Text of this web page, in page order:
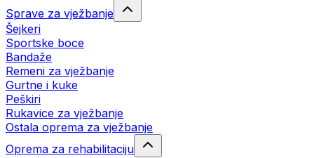
Sprave za vježbanje
Šejkeri
Sportske boce
Bandaže
Remeni za vježbanje
Gurtne i kuke
Peškiri
Rukavice za vježbanje
Ostala oprema za vježbanje
Oprema za rehabilitaciju